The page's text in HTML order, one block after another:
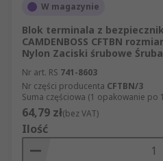
W magazynie
Blok terminala z
CAMDENBOSS CFTBN
Nylon Zaciski śrubowe Śruba
Nr art. RS 741-8603
Nr części producenta CFTBN/3
Suma częściowa (1 opakowanie po
64,79 zł(bez VAT)
Ilość